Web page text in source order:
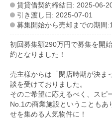
賃貸借契約締結日: 2025-06-
引き渡し日: 2025-07-01
募集開始から売却までの期間
初回募集額290万円で募集を開
約となりました！
売主様からは「閉店時期が決ま
談を受けておりました。
そのご希望に応えるべく、スピ
No.1の商業施設ということも
せを集める人気物件に！